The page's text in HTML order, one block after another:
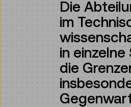
Die
im
in
die